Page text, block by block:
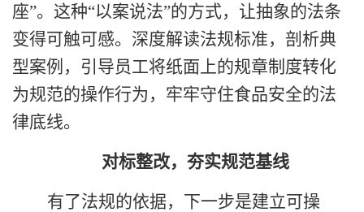
座”。这种“以案说法”的方式，让抽象的法条
变得可触可感。深度解读法规标准，剖析典
型案例，引导员工将纸面上的规章制度转化
为规范的操作行为，牢牢守住食品安全的法
律底线。
对标整改，夯实规范基线
有了法规的依据，下一步是建立可操